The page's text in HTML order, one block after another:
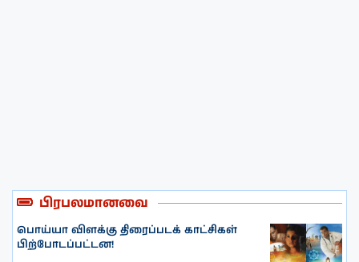
பிரபலமானவை
பொய்யா விளக்கு திரைப்படக் காட்சிகள்
பிற்போடப்பட்டன!